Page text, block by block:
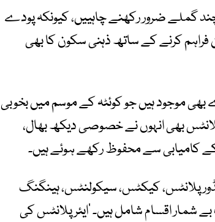
گملے ضرور رکھنے چاہییں، کیونکہ پودے
فراہم کرنے کے ساتھ ذہنی سکون کا بھی
موجود ہیں جو کوئٹہ کے موسم میں بخوبی
بھی انہوں نے خصوصی دیکھ بھال،
کامیابی سے محفوظ رکھے ہوئے ہیں۔
پلانٹس، کیکٹس، سیکولنٹس، ہینگنگ
بے شمار اقسام شامل ہیں۔ ’ایئر پلانٹس کی